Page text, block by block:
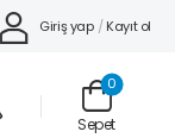
Giriş yap / Kayıt ol
Sepet
0